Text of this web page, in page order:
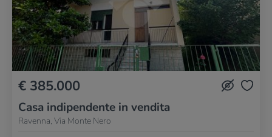
€ 385.000
Casa indipendente in vendita
Ravenna, Via Monte Nero